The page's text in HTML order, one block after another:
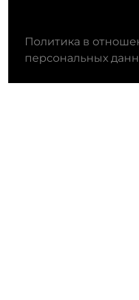
Политика в
персональных